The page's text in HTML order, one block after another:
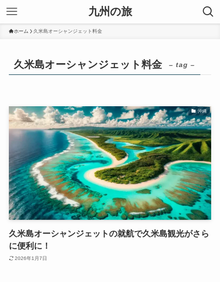
九州の旅
ホーム 久米島オーシャンジェット料金
久米島オーシャンジェット料金 – tag –
沖縄
久米島オーシャンジェットの就航で久米島観光がさら
に便利に！
2026年1月7日